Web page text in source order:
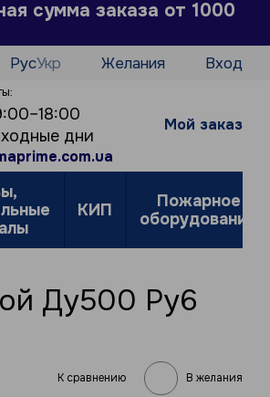
сумма заказа от 1000
РусУкр Желания Вход
дни
Мой заказ
КИП
Пожарное
оборудование
Ду500 Ру6
К сравнению В желания